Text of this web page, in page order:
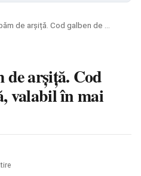
arșiță. Cod
valabil în mai